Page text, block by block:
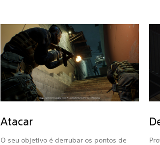
Atacar
O seu objetivo é derrubar os pontos de